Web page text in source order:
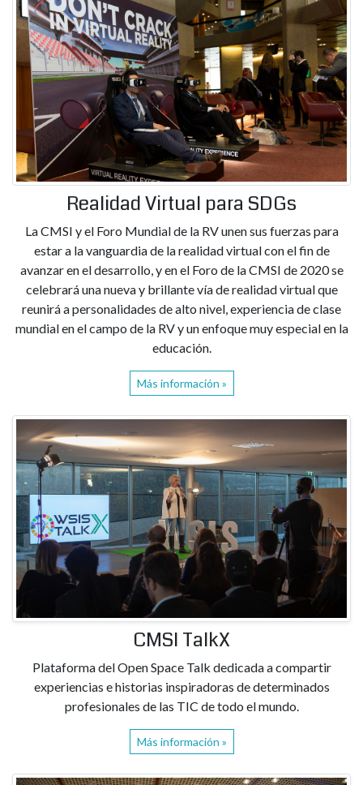
Realidad Virtual para SDGs
La CMSI y el Foro Mundial de la RV unen sus fuerzas para
estar a la vanguardia de la realidad virtual con el fin de
avanzar en el desarrollo, y en el Foro de la CMSI de 2020 se
celebrará una nueva y brillante vía de realidad virtual que
reunirá a personalidades de alto nivel, experiencia de clase
mundial en el campo de la RV y un enfoque muy especial en la
educación.
Más información »
CMSI TalkX
Plataforma del Open Space Talk dedicada a compartir
experiencias e historias inspiradoras de determinados
profesionales de las TIC de todo el mundo.
Más información »